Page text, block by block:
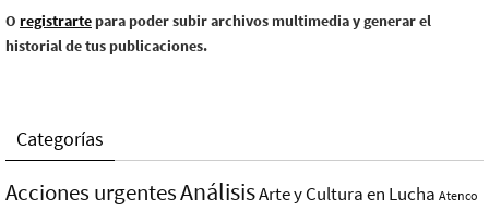
O registrarte para poder subir archivos multimedia y generar el
historial de tus publicaciones.
Categorías
Acciones urgentesAnálisisArte y Cultura en Lucha Atenco